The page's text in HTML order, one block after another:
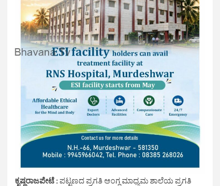
ಕೃಷ್ಣರಾಜಪೇಟೆ : ಪಟ್ಟಣದ ಪ್ರಗತಿ ಆಂಗ್ಲ ಮಾಧ್ಯಮ ಶಾಲೆಯ ಪ್ರಗತಿ